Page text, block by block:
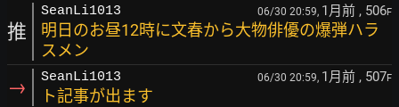
推
SeanLi1013 06/30 20:59, 1月前 , 506F
明日のお昼12時に文春から大物俳優の爆弾ハラ
スメン
→ SeanLi1013 06/30 20:59, 1月前 , 507F
ト記事が出ます